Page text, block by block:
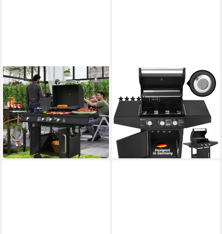
OUTSUNNY
Gasgrill inkl Rolle,
Seitenbrenner,
Thermometer, Grillrost
(5)
266,99 € UVP461,90 €
13,26 € mtl. in 24 Raten
-42%
in 2-3 Werktagen bei dir
JUSKYS
Gasgrill Louisiana
(44)
159,99 € 229,99 €
14,61 €mtl. in 12 Raten
-30%
in 3-4 Werktagen bei dir